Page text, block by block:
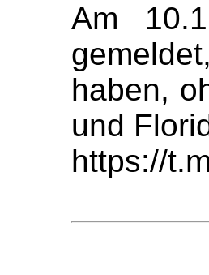
Am
haben,
und
https://